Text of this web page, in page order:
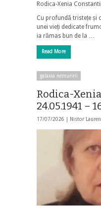
Rodica-Xenia
Cu profundă tristețe și
unei vieți dedicate
ia rămas bun de la …
Read More
galaxia nemuririi
Rodica-
24.05.1941 –
17/07/2026 | Nistor